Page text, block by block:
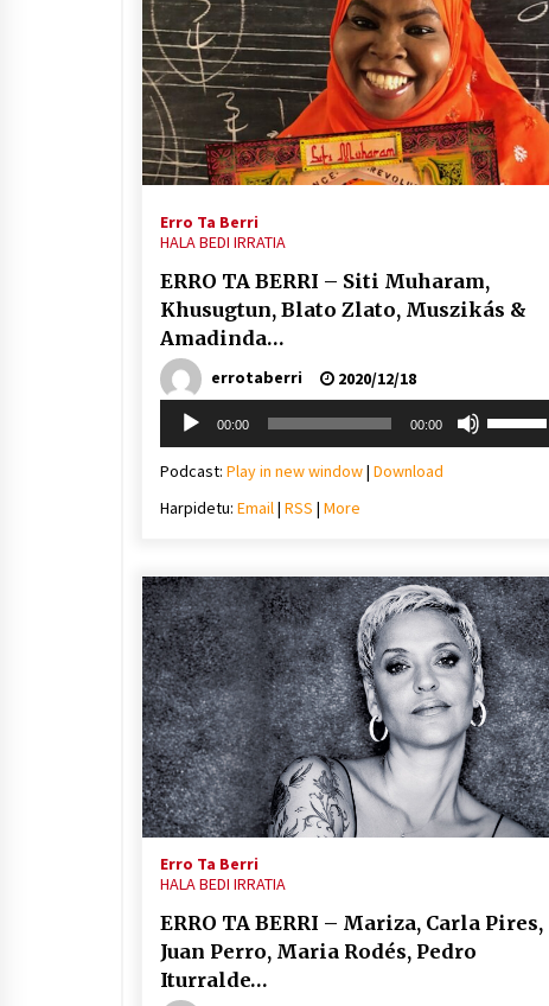
Erro Ta Berri
HALA BEDI IRRATIA
ERRO TA BERRI – Siti Muharam,
Khusugtun, Blato Zlato, Muszikás &
Amadinda…
errotaberri
2020/12/18
Soinu
erreproduzigailua
00:00 00:00
jaisteko.
Podcast: Play in new window| Download
Harpidetu: Email| RSS | More
Erro Ta Berri
HALA BEDI IRRATIA
ERRO TA BERRI – Mariza, Carla Pires,
Juan Perro, Maria Rodés, Pedro
Iturralde…